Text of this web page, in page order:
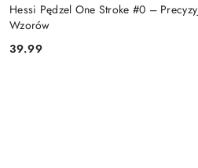
Hessi Pędzel One Stroke #0 –
Wzorów
Cena:
39.99